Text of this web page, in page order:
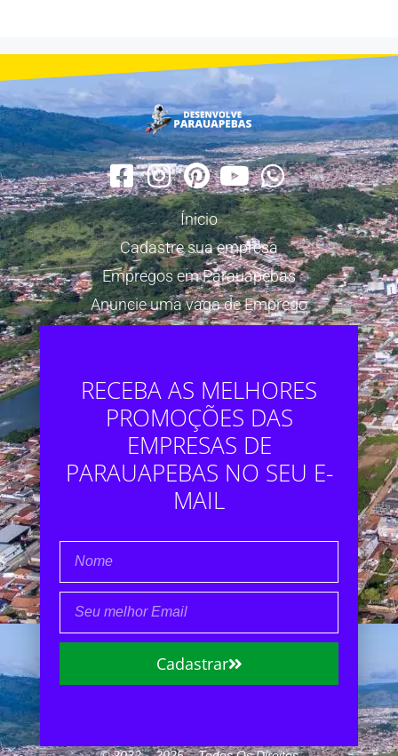
Ínicio
Cadastre sua empresa
Empregos em Parauapebas
Anuncie uma vaga de Emprego
RECEBA AS MELHORES
PROMOÇÕES DAS
EMPRESAS DE
PARAUAPEBAS NO SEU E-
MAIL
Cadastrar